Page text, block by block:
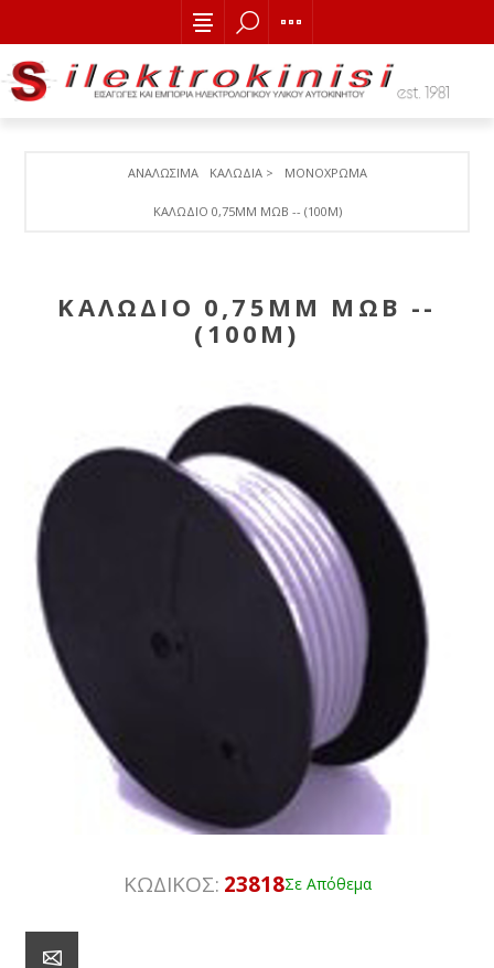
ΑΝΑΛΩΣΙΜΑ ΚΑΛΩΔΙΑ > ΜΟΝΟΧΡΩΜΑ
ΚΑΛΩΔΙΟ 0,75MM ΜΩΒ -- (100M)
ΚΑΛΩΔΙΟ 0,75MM ΜΩΒ --
(100M)
ΚΩΔΙΚΟΣ: 23818Σε Απόθεμα